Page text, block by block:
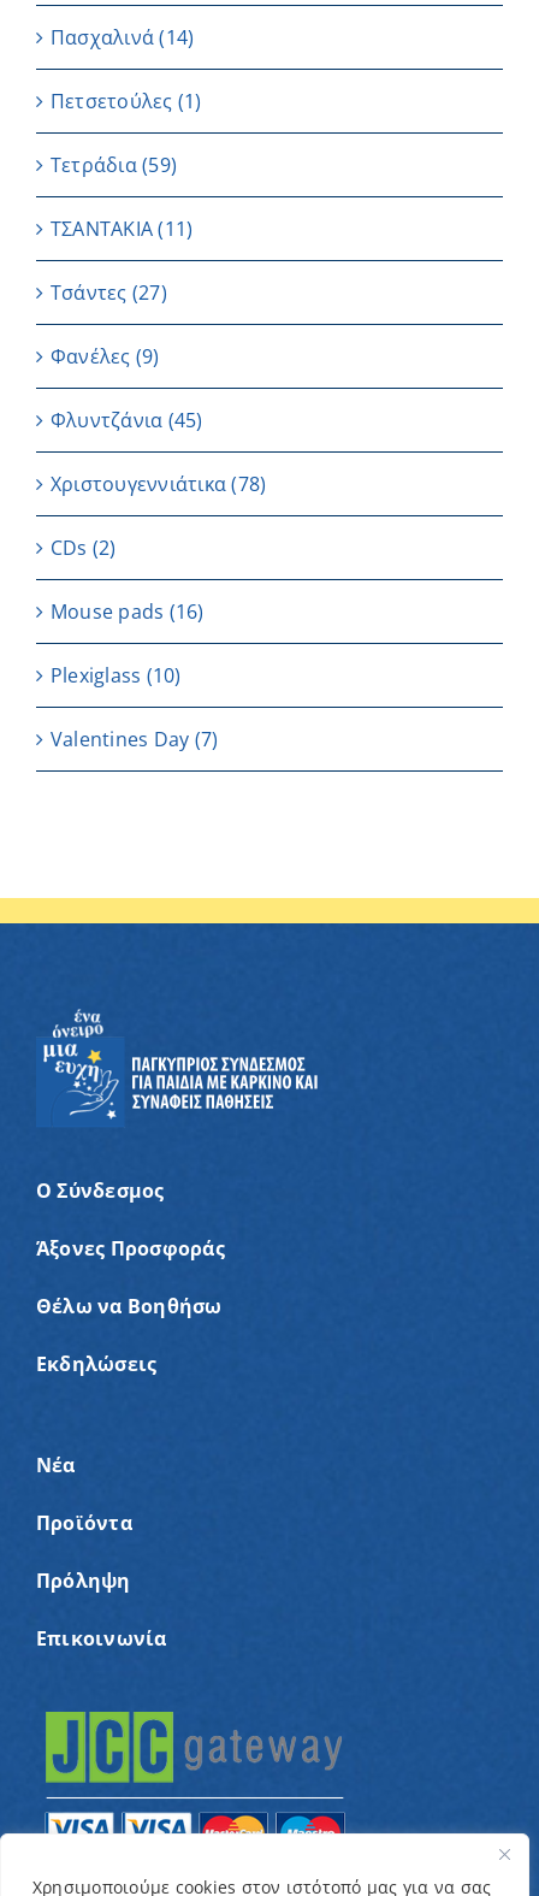
Χρησιμοποιούμε cookies στον ιστότοπό μας για να σας
Πασχαλινά (14)
Πετσετούλες (1)
Τετράδια(59)
ΤΣΑΝΤΑΚΙΑ (11)
Τσάντες (27)
Φανέλες (9)
Φλυντζάνια (45)
Χριστουγεννιάτικα(78)
CDs (2)
Μouse pads (16)
Plexiglass (10)
Valentines Day (7)
Ο Σύνδεσμος
Άξονες Προσφοράς
Θέλω να Βοηθήσω
Εκδηλώσεις
Νέα
Προϊόντα
Πρόληψη
Επικοινωνία